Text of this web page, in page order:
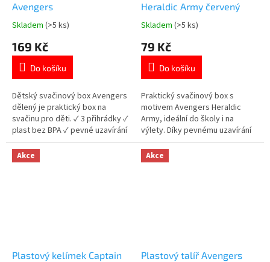
Avengers
Průměrné
produktu
5,0
5
hvězdiček.
Skladem (>5 ks)
169 Kč
Do košíku
Dětský svačinový box Avengers
dělený je praktický box na
svačinu pro děti. ✓ 3 přihrádky ✓
plast bez BPA ✓ pevné uzavírání
✓ licencovaný motiv Avengers
👉 Více produktů Avengers
Heraldic Army červený
Průměrné
produktu
5,0
5
hvězdiček.
Skladem (>5 ks)
79 Kč
Do košíku
Praktický svačinový box s
motivem Avengers Heraldic
Army, ideální do školy i na
výlety. Díky pevnému uzavírání
udrží svačinu bezpečně
uloženou. ✓ lehký a odolný
materiál vhodný pro každodenní
Akce
Plastový kelímek Captain
Akce
Plastový talíř Avengers